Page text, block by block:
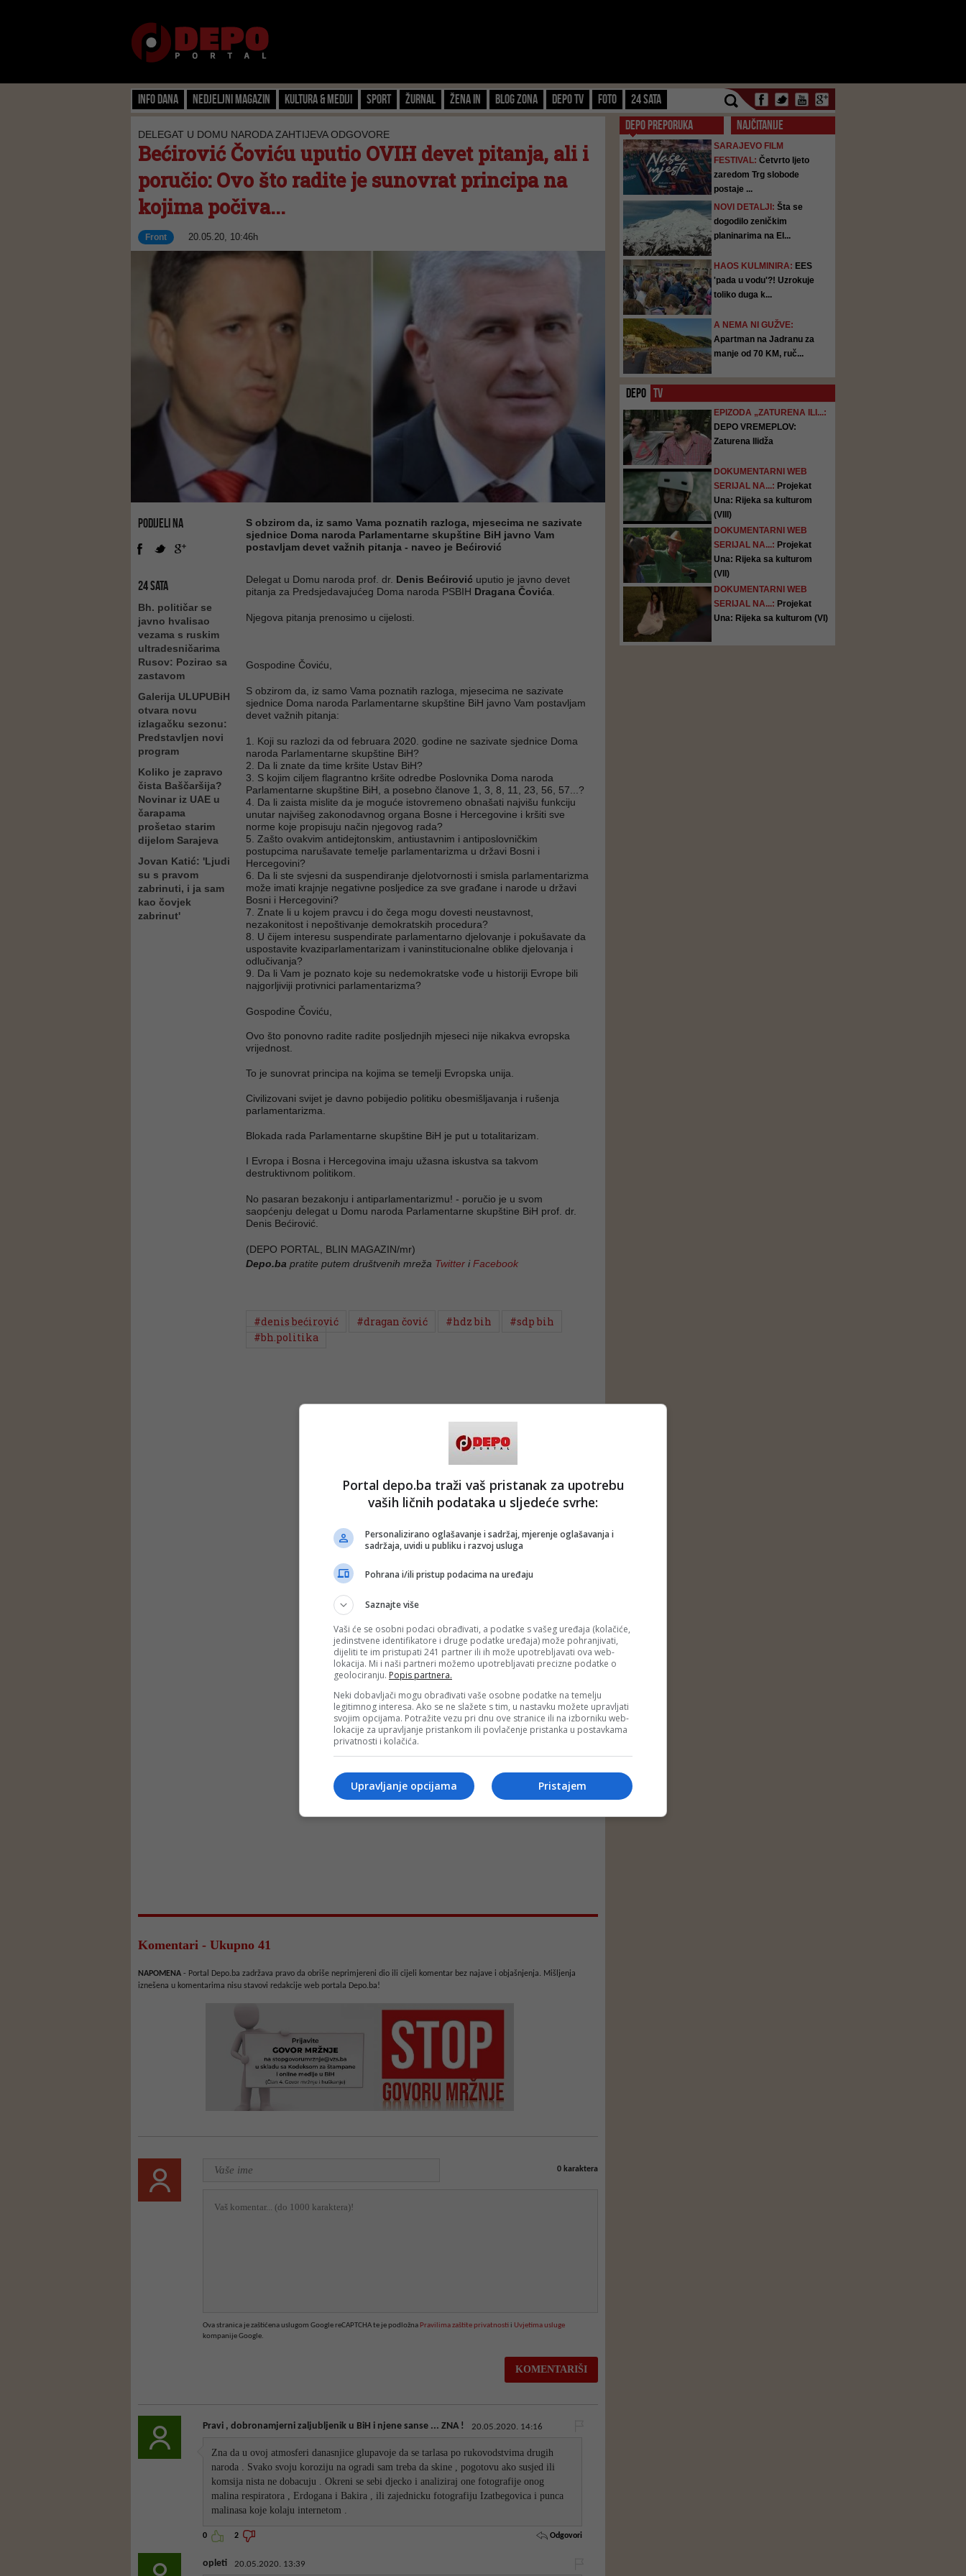
Info dana Nedjeljni magazin Kultura & Mediji Sport Žurnal Žena IN Blog zona Depo TV FOTO 24 SATA
DELEGAT U DOMU NARODA ZAHTIJEVA ODGOVORE
Bećirović Čoviću uputio OVIH devet pitanja, ali i
poručio: Ovo što radite je sunovrat principa na
kojima počiva...
Front 20.05.20, 10:46h
PODIJELI NA
24 SATA
Bh. političar se
javno hvalisao
vezama s ruskim
ultradesničarima
Rusov: Pozirao sa
zastavom
Galerija ULUPUBiH
otvara novu
izlagačku sezonu:
Predstavljen novi
program
Koliko je zapravo
čista Baščaršija?
Novinar iz UAE u
čarapama
prošetao starim
dijelom Sarajeva
Jovan Katić: 'Ljudi
su s pravom
zabrinuti, i ja sam
kao čovjek
zabrinut'
S obzirom da, iz samo Vama poznatih razloga, mjesecima ne sazivate
sjednice Doma naroda Parlamentarne skupštine BiH javno Vam
postavljam devet važnih pitanja - naveo je Bećirović
Delegat u Domu naroda prof. dr. Denis Bećirović uputio je javno devet
pitanja za Predsjedavajućeg Doma naroda PSBIH Dragana Čovića
Njegova pitanja prenosimo u cijelosti.
Gospodine Čoviću,
S obzirom da, iz samo Vama poznatih razloga, mjesecima ne sazivate
sjednice Doma naroda Parlamentarne skupštine BiH javno Vam postavljam
devet važnih pitanja:
1. Koji su razlozi da od februara 2020. godine ne sazivate sjednice Doma
naroda Parlamentarne skupštine BiH?
2. Da li znate da time kršite Ustav BiH?
3. S kojim ciljem flagrantno kršite odredbe Poslovnika Doma naroda
Parlamentarne skupštine BiH, a posebno članove 1, 3, 8, 11, 23, 56, 57...?
4. Da li zaista mislite da je moguće istovremeno obnašati najvišu funkciju
unutar najvišeg zakonodavnog organa Bosne i Hercegovine i kršiti sve
norme koje propisuju način njegovog rada?
5. Zašto ovakvim antidejtonskim, antiustavnim i antiposlovničkim
postupcima narušavate temelje parlamentarizma u državi Bosni i
Hercegovini?
6. Da li ste svjesni da suspendiranje djelotvornosti i smisla parlamentarizma
može imati krajnje negativne posljedice za sve građane i narode u državi
Bosni i Hercegovini?
7. Znate li u kojem pravcu i do čega mogu dovesti neustavnost,
nezakonitost i nepoštivanje demokratskih procedura?
8. U čijem interesu suspendirate parlamentarno djelovanje i pokušavate da
uspostavite kvaziparlamentarizam i vaninstitucionalne oblike djelovanja i
odlučivanja?
9. Da li Vam je poznato koje su nedemokratske vođe u historiji Evrope bili
najgorljiviji protivnici parlamentarizma?
Gospodine Čoviću,
Ovo što ponovno radite radite posljednjih mjeseci nije nikakva evropska
vrijednost.
To je sunovrat principa na kojima se temelji Evropska unija.
Civilizovani svijet je davno pobijedio politiku obesmišljavanja i rušenja
parlamentarizma.
Blokada rada Parlamentarne skupštine BiH je put u totalitarizam.
I Evropa i Bosna i Hercegovina imaju užasna iskustva sa takvom
destruktivnom politikom.
No pasaran bezakonju i antiparlamentarizmu! - poručio je u svom
saopćenju delegat u Domu naroda Parlamentarne skupštine BiH prof. dr.
Denis Bećirović.
(DEPO PORTAL, BLIN MAGAZIN/mr)
Depo.ba pratite putem društvenih mreža Twitter iFacebook
#denis bećirović #dragan čović #hdz bih
#sdp bih
#bh.politika
Komentari - Ukupno 41
NAPOMENA - Portal Depo.ba zadržava pravo da obriše neprimjereni dio ili cijeli komentar bez najave i objašnjenja. Mišljenja
iznešena u komentarima nisu stavovi redakcije web portala Depo.ba!
0karaktera
Ova stranica je zaštićena uslugom Google reCAPTCHA te je podložna Pravilima zaštite privatnostii Uvjetima usluge
kompanije Google.
Pravi , dobronamjerni zaljubljenik u BiH i njene sanse ... ZNA ! 20.05.2020. 14:16
Zna da u ovoj atmosferi danasnjice glupavoje da se tarlasa po rukovodstvima drugih
naroda . Svako svoju koroziju na ogradi sam treba da skine , pogotovu ako susjed ili
komsija nista ne dobacuju . Okreni se sebi djecko i analiziraj one fotografije onog
malina respiratora , Erdogana i Bakira , ili zajednicku fotografiju Izatbegovica i punca
malinasa koje kolaju internetom .
0 2 Odgovori
opleti 20.05.2020. 13:39
DEPO PREPORUKA NAJČITANIJE
SARAJEVO FILM
FESTIVAL: Četvrto ljeto
zaredom Trg slobode
postaje ...
NOVI DETALJI: Šta se
dogodilo zeničkim
planinarima na El...
HAOS KULMINIRA: EES
'pada u vodu'?! Uzrokuje
toliko duga k...
A NEMA NI GUŽVE:
Apartman na Jadranu za
manje od 70 KM, ruč...
DEPO TV
EPIZODA „ZATURENA ILI...:
DEPO VREMEPLOV:
Zaturena Ilidža
DOKUMENTARNI WEB
SERIJAL NA...: Projekat
Una: Rijeka sa kulturom
(VIII)
DOKUMENTARNI WEB
SERIJAL NA...: Projekat
Una: Rijeka sa kulturom
(VII)
DOKUMENTARNI WEB
SERIJAL NA...: Projekat
Una: Rijeka sa kulturom (VI)
Portal depo.ba traži vaš pristanak za upotrebu
vaših ličnih podataka u sljedeće svrhe:
Personalizirano oglašavanje i sadržaj, mjerenje oglašavanja i
sadržaja, uvidi u publiku i razvoj usluga
Pohrana i/ili pristup podacima na uređaju
Saznajte više
Vaši će se osobni podaci obrađivati, a podatke s vašeg uređaja (kolačiće,
jedinstvene identifikatore i druge podatke uređaja) može pohranjivati,
dijeliti te im pristupati 241 partner ili ih može upotrebljavati ova web-
lokacija. Mi i naši partneri možemo upotrebljavati precizne podatke o
geolociranju. Popis partnera.
Neki dobavljači mogu obrađivati vaše osobne podatke na temelju
legitimnog interesa. Ako se ne slažete s tim, u nastavku možete upravljati
svojim opcijama. Potražite vezu pri dnu ove stranice ili na izborniku web-
lokacije za upravljanje pristankom ili povlačenje pristanka u postavkama
privatnosti i kolačića.
Pristajem
Upravljanje opcijama